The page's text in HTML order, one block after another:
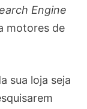
Engine
motores de
sua loja seja